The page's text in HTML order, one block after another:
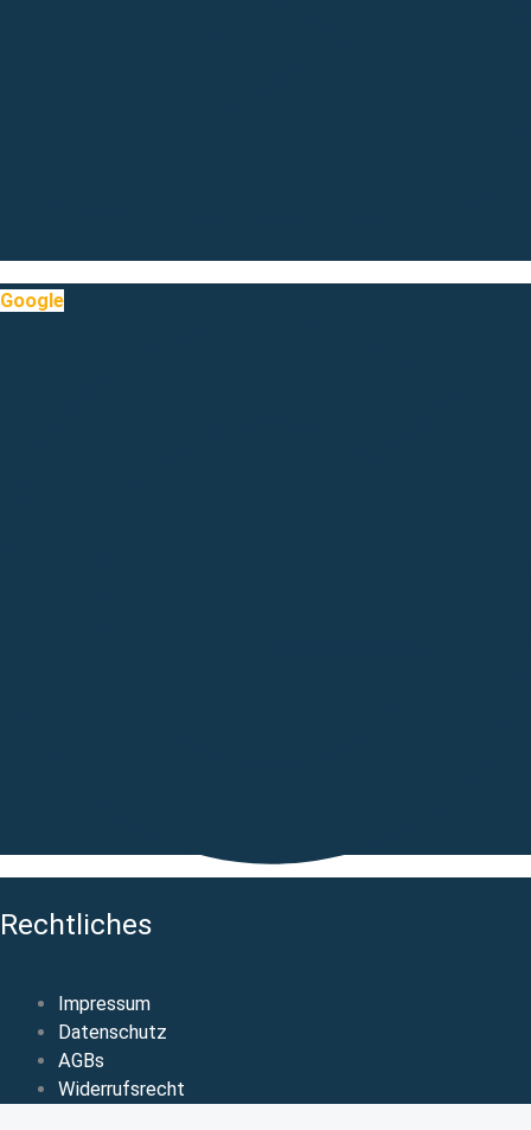
Google
Rechtliches
Impressum
Datenschutz
AGBs
Widerrufsrecht